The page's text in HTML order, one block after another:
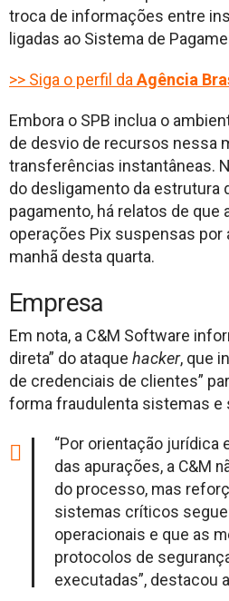
troca de informações entre
ligadas ao Sistema de
>> Siga o perfil da Agência
Embora o SPB inclua o
de desvio de recursos nessa
transferências instantâneas.
do desligamento da estrutura
pagamento, há relatos de que
operações Pix suspensas por
manhã desta quarta.
Empresa
Em nota, a C&M Software
direta” do ataque hacker, que
de credenciais de clientes”
forma fraudulenta sistemas e
“Por orientação jurídica
das apurações, a C&M
do processo, mas
sistemas críticos
operacionais e que as
protocolos de
executadas”, destacou